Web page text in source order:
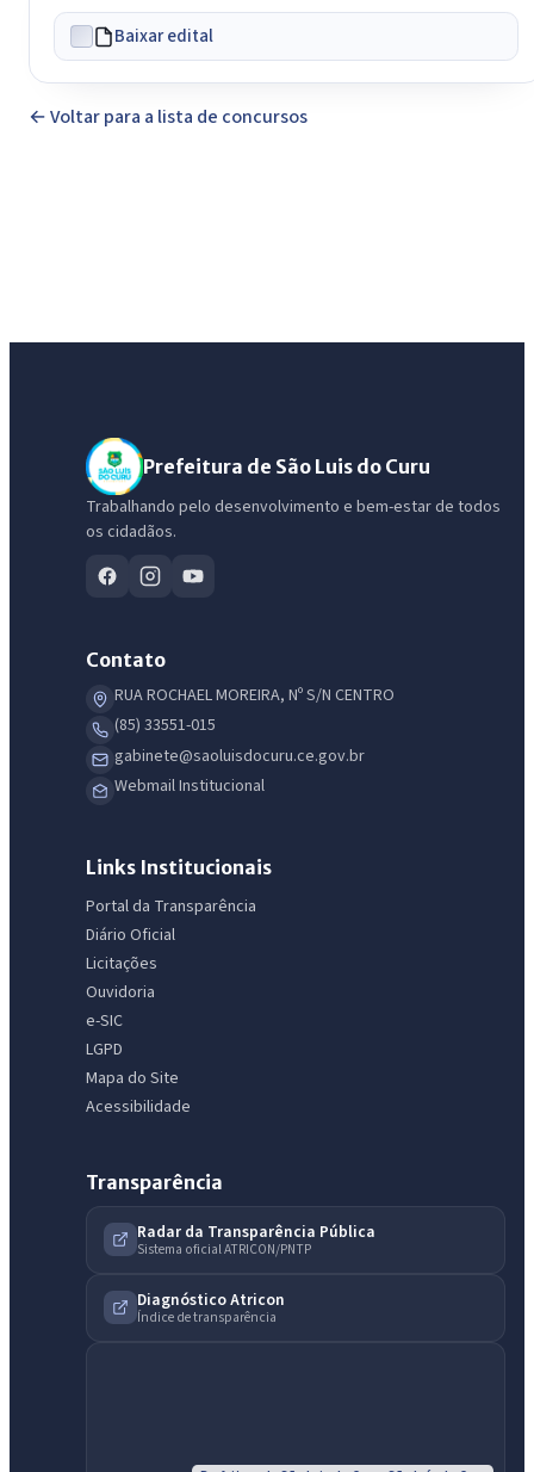
Baixar edital
← Voltar para a lista de concursos
Prefeitura de São Luis do Curu
Trabalhando pelo desenvolvimento e bem-estar de todos
os cidadãos.
Contato
RUA ROCHAEL MOREIRA, Nº S/N CENTRO
(85) 33551-015
gabinete@saoluisdocuru.ce.gov.br
Webmail Institucional
Links Institucionais
Portal da Transparência
Diário Oficial
Licitações
Ouvidoria
e-SIC
LGPD
Mapa do Site
Acessibilidade
Transparência
Radar da Transparência Pública
Sistema oficial ATRICON/PNTP
Diagnóstico Atricon
Índice de transparência
IntGest AI
Assistente do Portal
Olá. Pergunte sobre serviços, notícias, legislação, Diário Oficial,
licitações, estrutura ou transparência do município.